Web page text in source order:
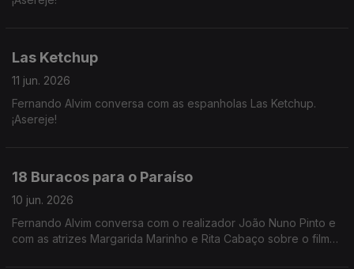
Las Ketchup
11 jun. 2026
Fernando Alvim conversa com as espanholas Las Ketchup.
¡Asereje!
18 Buracos para o Paraíso
10 jun. 2026
Fernando Alvim conversa com o realizador João Nuno Pinto e
com as atrizes Margarida Marinho e Rita Cabaço sobre o filme